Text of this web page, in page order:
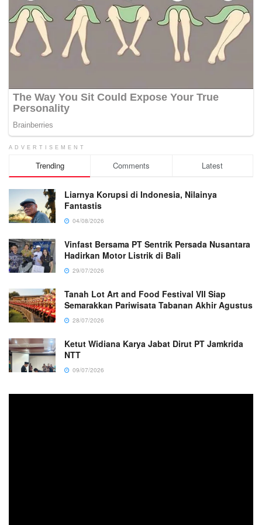
ADVERTISEMENT
Trending Comments Latest
Liarnya Korupsi di Indonesia, Nilainya
Fantastis
04/08/2026
Vinfast Bersama PT Sentrik Persada Nusantara
Hadirkan Motor Listrik di Bali
29/07/2026
Tanah Lot Art and Food Festival VII Siap
Semarakkan Pariwisata Tabanan Akhir Agustus
28/07/2026
Ketut Widiana Karya Jabat Dirut PT Jamkrida
NTT
09/07/2026